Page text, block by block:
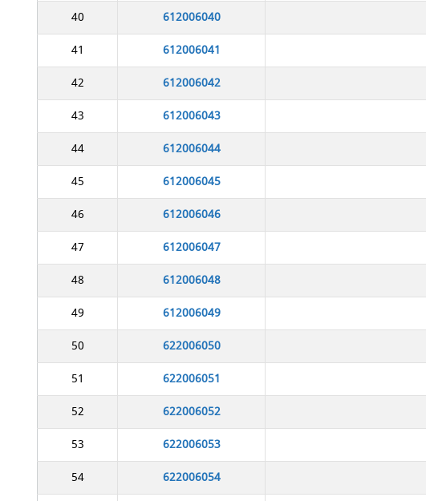
40
612006040
41
612006041
42
612006042
43
612006043
44
612006044
45
612006045
46
612006046
47
612006047
48
612006048
49
612006049
50
622006050
51
622006051
52
622006052
53
622006053
54
622006054